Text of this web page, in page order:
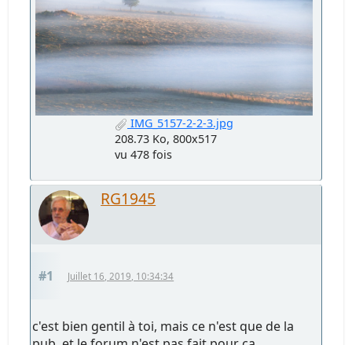
IMG_5157-2-2-3.jpg
208.73 Ko, 800x517
vu 478 fois
RG1945
#1 Juillet 16, 2019, 10:34:34
c'est bien gentil à toi, mais ce n'est que de la